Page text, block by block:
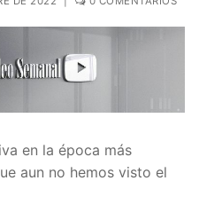
en la época más
aun no hemos visto el